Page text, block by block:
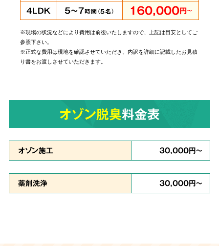
当社では個人・法人のお客様に関わらずあらゆ
るご依頼にお応えしております。管理されてい
る賃貸物件やホテルでの事件事故による特殊殊
6 原状回復・復旧工事など
リフォームも対応
4LDK 5～7時間（5名） 160,000円～
※現場の状況などにより費用は前後いたしますので、上記は目安としてご
参照下さい。
※正式な費用は現地を確認させていただき、内訳を詳細に記載したお見積
り書をお渡しさせていただきます。
オゾン脱臭料金表
オゾン施工 30,000円～
薬剤洗浄 30,000円～